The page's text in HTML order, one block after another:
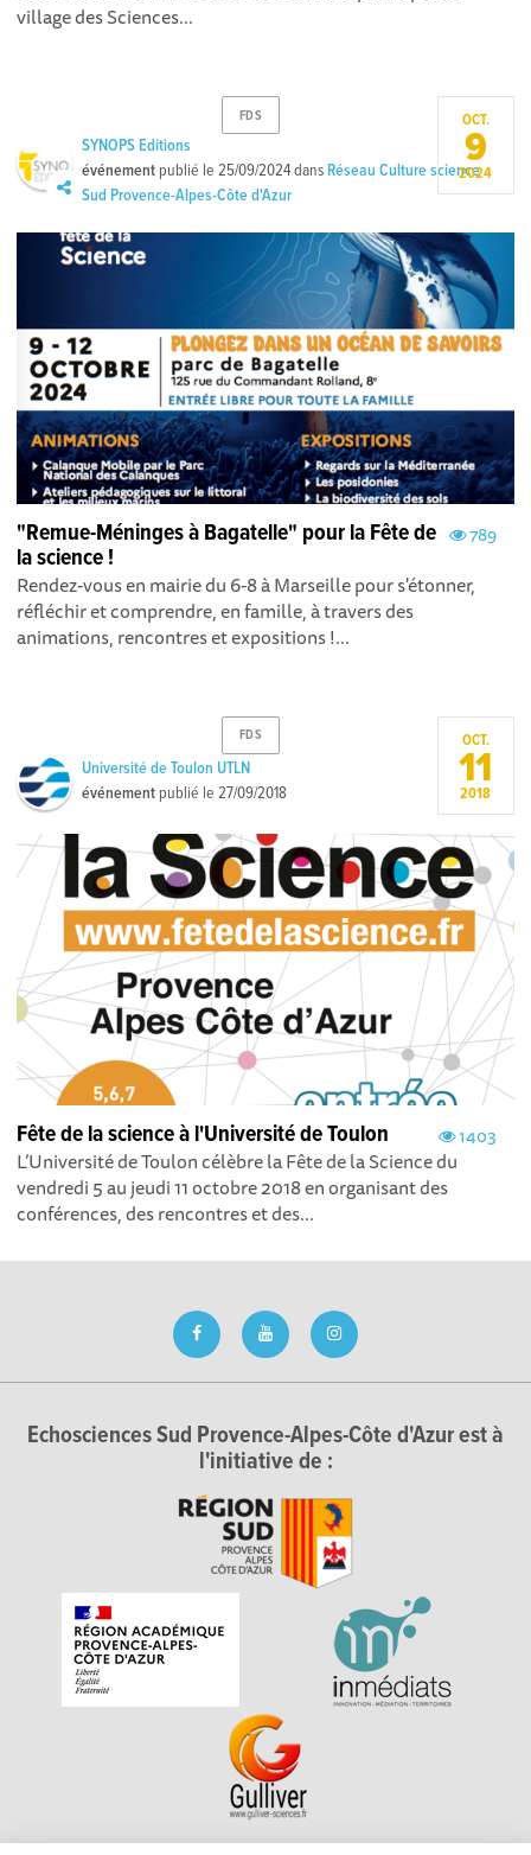
village des Sciences...
FDS
SYNOPS Editions
événement publié le25/09/2024dans Réseau Culture science
Sud Provence-Alpes-Côte d'Azur
OCT.
9
2024
789
"Remue-Méninges à Bagatelle" pour la Fête de
la science !
Rendez-vous en mairie du 6-8 à Marseille pour s'étonner,
réfléchir et comprendre, en famille, à travers des
animations, rencontres et expositions !...
FDS
Université de Toulon UTLN
événement publié le27/09/2018
OCT.
11
2018
1403
Fête de la science à l'Université de Toulon
L’Université de Toulon célèbre la Fête de la Science du
vendredi 5 au jeudi 11 octobre 2018 en organisant des
conférences, des rencontres et des...
Echosciences Sud Provence-Alpes-Côte d'Azur est à
l'initiative de :